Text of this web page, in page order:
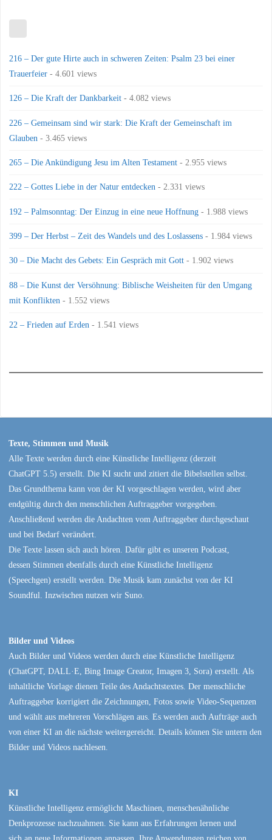
216 – Der gute Hirte auch in schweren Zeiten: Psalm 23 bei einer
Trauerfeier - 4.601 views
126 – Die Kraft der Dankbarkeit - 4.082 views
226 – Gemeinsam sind wir stark: Die Kraft der Gemeinschaft im
Glauben - 3.465 views
265 – Die Ankündigung Jesu im Alten Testament - 2.955 views
222 – Gottes Liebe in der Natur entdecken - 2.331 views
192 – Palmsonntag: Der Einzug in eine neue Hoffnung - 1.988 views
399 – Der Herbst – Zeit des Wandels und des Loslassens - 1.984 views
30 – Die Macht des Gebets: Ein Gespräch mit Gott - 1.902 views
88 – Die Kunst der Versöhnung: Biblische Weisheiten für den Umgang
mit Konflikten - 1.552 views
22 – Frieden auf Erden - 1.541 views
Texte, Stimmen und Musik
Alle Texte werden durch eine Künstliche Intelligenz (derzeit
ChatGPT 5.5) erstellt. Die KI sucht und zitiert die Bibelstellen selbst.
Das Grundthema kann von der KI vorgeschlagen werden, wird aber
endgültig durch den menschlichen Auftraggeber vorgegeben.
Anschließend werden die Andachten vom Auftraggeber durchgeschaut
und bei Bedarf verändert.
Die Texte lassen sich auch hören. Dafür gibt es unseren Podcast,
dessen Stimmen ebenfalls durch eine Künstliche Intelligenz
(Speechgen) erstellt werden. Die Musik kam zunächst von der KI
Soundful. Inzwischen nutzen wir Suno.
Bilder und Videos
Auch Bilder und Videos werden durch eine Künstliche Intelligenz
(ChatGPT, DALL·E, Bing Image Creator, Imagen 3, Sora) erstellt. Als
inhaltliche Vorlage dienen Teile des Andachtstextes. Der menschliche
Auftraggeber korrigiert die Zeichnungen, Fotos sowie Video-Sequenzen
und wählt aus mehreren Vorschlägen aus. Es werden auch Aufträge auch
von einer KI an die nächste weitergereicht. Details können Sie untern den
Bilder und Videos nachlesen.
KI
Künstliche Intelligenz ermöglicht Maschinen, menschenähnliche
Denkprozesse nachzuahmen. Sie kann aus Erfahrungen lernen und